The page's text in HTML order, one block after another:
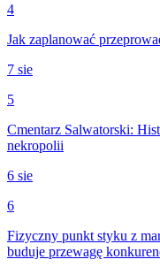
4
Jak zaplanować
7 sie
5
Cmentarz Salwatorski:
nekropolii
6 sie
6
Fizyczny punkt styku z
buduje przewagę